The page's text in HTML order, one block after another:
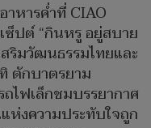
หารค่ำที่ CIAO
ซ็ปต์ “กินหรู อยู่สบาย
ริมวัฒนธรรมไทยและ
ตักบาตรยาม
ถไฟเล็กชมบรรยากาศ
ห่งความประทับใจถูก